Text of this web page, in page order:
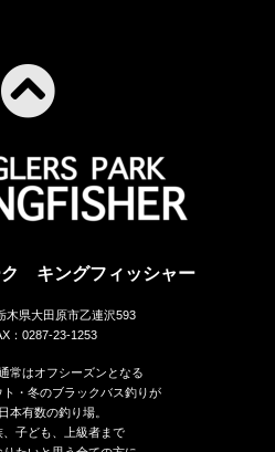
ク キングフィッシャー
県大田原市乙連沢593
：0287-23-1253
常はオフシーズンとなる
・冬のブラックバス釣りが
本有数の釣り場。
子ども、上級者まで